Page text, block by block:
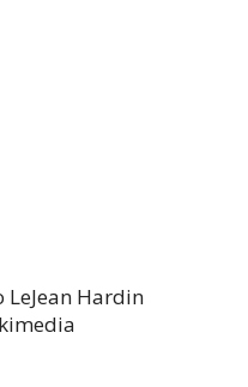
LeJean Hardin